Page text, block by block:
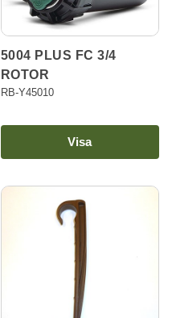
5004 PLUS FC 3/4
ROTOR
RB-Y45010
Visa